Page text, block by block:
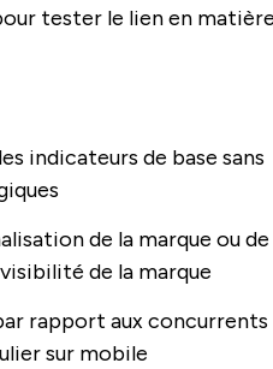
tester le lien en
indicateurs de base sans
de la marque ou
de la marque
rapport aux concurrents
sur mobile